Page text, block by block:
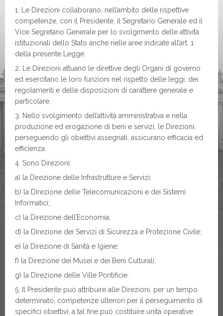
1. Le Direzioni collaborano, nell’ambito delle rispettive
competenze, con il Presidente, il Segretario Generale ed il
Vice Segretario Generale per lo svolgimento delle attività
istituzionali dello Stato anche nelle aree indicate all’art. 1
della presente Legge.
2. Le Direzioni attuano le direttive degli Organi di governo
ed esercitano le loro funzioni nel rispetto delle leggi, dei
regolamenti e delle disposizioni di carattere generale e
particolare.
3. Nello svolgimento dell’attività amministrativa e nella
produzione ed erogazione di beni e servizi, le Direzioni,
perseguendo gli obiettivi assegnati, assicurano efficacia ed
efficienza.
4. Sono Direzioni:
a) la Direzione delle Infrastrutture e Servizi;
b) la Direzione delle Telecomunicazioni e dei Sistemi
Informatici;
c) la Direzione dell’Economia;
d) la Direzione dei Servizi di Sicurezza e Protezione Civile;
e) la Direzione di Sanità e Igiene;
f) la Direzione dei Musei e dei Beni Culturali;
g) la Direzione delle Ville Pontificie.
5. Il Presidente può attribuire alle Direzioni, per un tempo
determinato, competenze ulteriori per il perseguimento di
specifici obiettivi; a tal fine può costituire unità operative